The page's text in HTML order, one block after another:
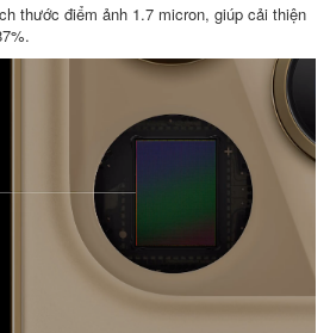
thước điểm ảnh 1.7 micron, giúp cải thiện